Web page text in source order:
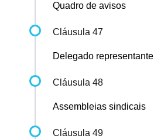
Quadro de avisos
Cláusula 47
Delegado representante
Cláusula 48
Assembleias sindicais
Cláusula 49